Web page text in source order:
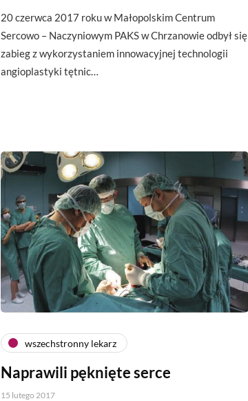
20 czerwca 2017 roku w Małopolskim Centrum
Sercowo – Naczyniowym PAKS w Chrzanowie odbył się
zabieg z wykorzystaniem innowacyjnej technologii
angioplastyki tętnic…
wszechstronny lekarz
Naprawili pęknięte serce
15 lutego 2017